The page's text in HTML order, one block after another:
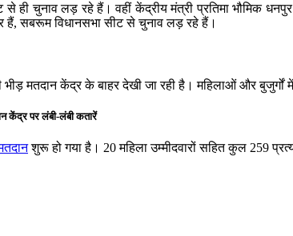
से ही चुनाव लड़ रहे हैं। वहीं केंद्रीय मंत्री प्रतिमा भौमिक
हैं, सबरूम विधानसभा सीट से चुनाव लड़ रहे हैं।
भीड़ मतदान केंद्र के बाहर देखी जा रही है। महिलाओं और बुजुर्गों
केंद्र पर लंबी-लंबी कतारें
शुरू हो गया है। 20 महिला उम्मीदवारों सहित कुल 259